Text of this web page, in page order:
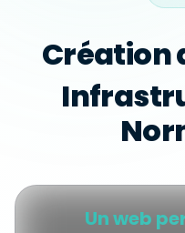
Création
Un web